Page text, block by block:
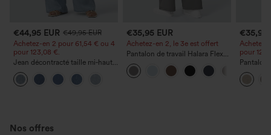
€44,95 EUR €49,95 EUR
Achetez-en 2 pour 61,54 € ou 4
pour 123,08 €.
Jean décontracté taille mi‑haute,
à cordon de serrage, avec
poches
€35,95 EUR
Achetez-en 2, le 3e est offert
Pantalon de travail Halara Flex™
DayStretch à taille haute, avec
poches et coupe droite
€35,95
Achetez-
pour
Pantalon
haute à
avec
Nos offres